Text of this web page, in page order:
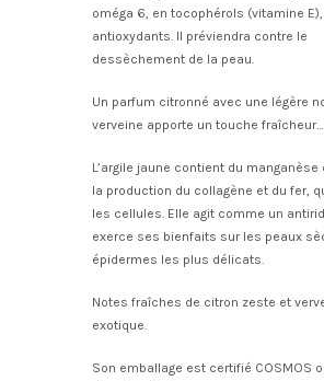
oméga 6, en tocophérols (vitamine
antioxydants. Il préviendra contre le
dessèchement de la peau.
Un parfum citronné avec une légère
verveine apporte un touche fraîcheur…
L’argile jaune contient du
la production du collagène et du fer,
les cellules. Elle agit comme un
exerce ses bienfaits sur les peaux
épidermes les plus délicats.
Notes fraîches de citron zeste et
exotique.
Son emballage est certifié COSMOS